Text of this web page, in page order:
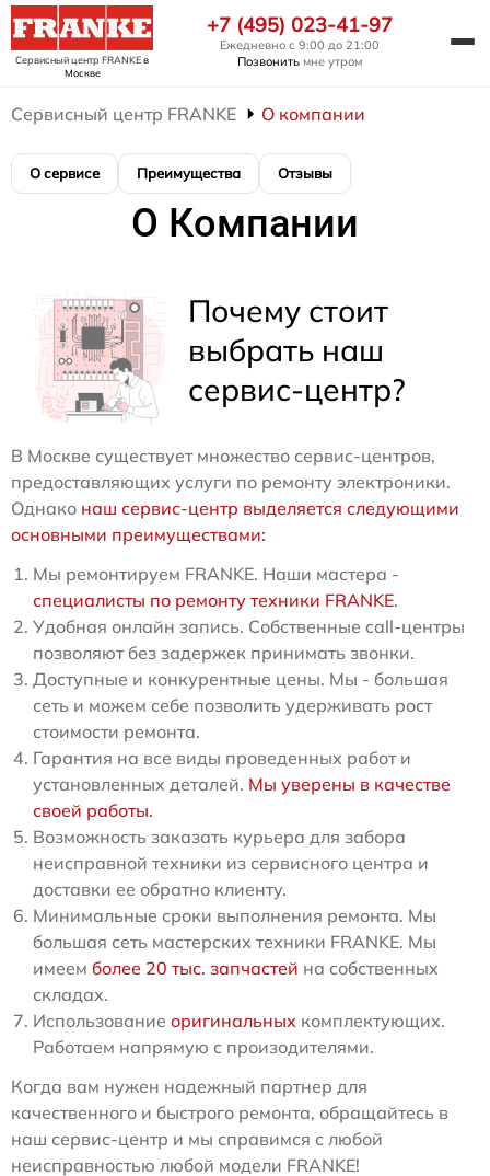
Сервисный центр FRANKEв
Москве
+7 (495) 023-41-97
Ежедневно с 9:00 до 21:00
Позвонить мне утром
Сервисный центр FRANKE О компании
О сервисе Преимущества Отзывы
О Компании
Почему стоит
выбрать наш
сервис-центр?
В Москве существует множество сервис-центров,
предоставляющих услуги по ремонту электроники.
Однако наш сервис-центр выделяется следующими
основными преимуществами:
Мы ремонтируем FRANKE. Наши мастера -
специалисты по ремонту техники FRANKE.
Удобная онлайн запись. Собственные call-центры
позволяют без задержек принимать звонки.
Доступные и конкурентные цены. Мы - большая
сеть и можем себе позволить удерживать рост
стоимости ремонта.
Гарантия на все виды проведенных работ и
установленных деталей. Мы уверены в качестве
своей работы.
Возможность заказать курьера для забора
неисправной техники из сервисного центра и
доставки ее обратно клиенту.
Минимальные сроки выполнения ремонта. Мы
большая сеть мастерских техники FRANKE. Мы
имеем более 20 тыс. запчастей на собственных
складах.
Использование оригинальных комплектующих.
Работаем напрямую с произодителями.
Когда вам нужен надежный партнер для
качественного и быстрого ремонта, обращайтесь в
наш сервис-центр и мы справимся с любой
неисправностью любой модели FRANKE!